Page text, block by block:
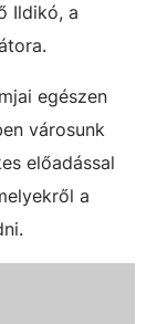
Ildikó, a
egészen
városunk
előadással
a